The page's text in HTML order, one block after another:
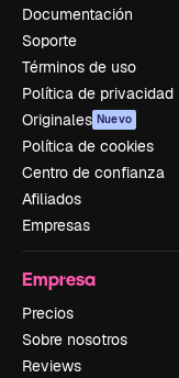
Documentación
Soporte
Términos de uso
Política de privacidad
Originales Nuevo
Política de cookies
Centro de confianza
Afiliados
Empresas
Empresa
Precios
Sobre nosotros
Reviews